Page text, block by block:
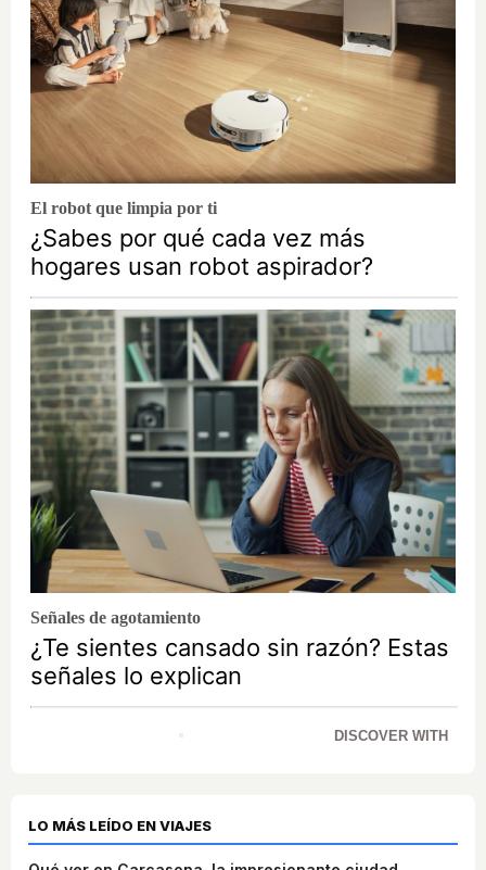
El robot que limpia por ti
¿Sabes por qué cada vez más
hogares usan robot aspirador?
Señales de agotamiento
¿Te sientes cansado sin razón? Estas
señales lo explican
DISCOVER WITH
LO MÁS LEÍDO EN VIAJES